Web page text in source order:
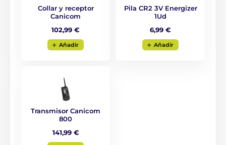
Alcance del collar
El Num Axes Canicom 800 le ayuda a
Collar y receptor
Canicom
102,99 €
Aňadir
Pila CR2 3V Energizer
1Ud
6,99 €
Aňadir
Transmisor Canicom
800
141,99 €